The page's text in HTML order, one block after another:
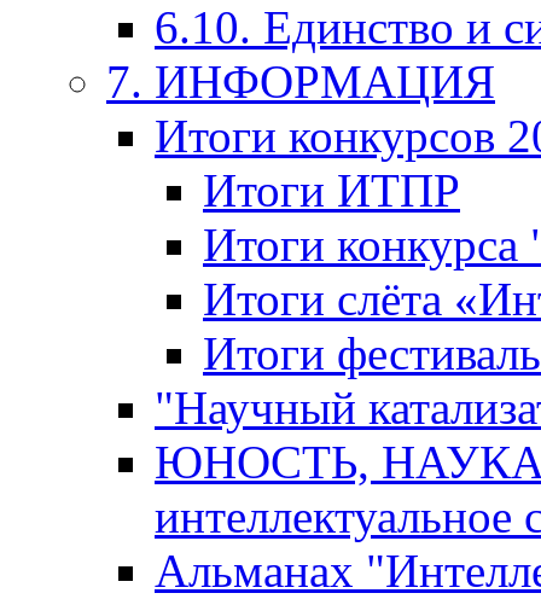
6.10. Единство и
7. ИНФОРМАЦИЯ
Итоги конкурсов
Итоги ИТПР
Итоги
Итоги слёта
Итоги
"Научный
ЮНОСТЬ,
интеллектуальное
Альманах